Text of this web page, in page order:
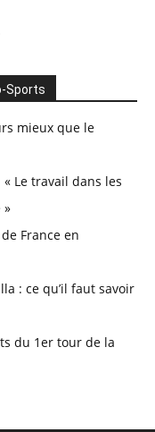
Sports
mieux que le
Le travail dans les
»
France en
: ce qu’il faut savoir
du 1er tour de la